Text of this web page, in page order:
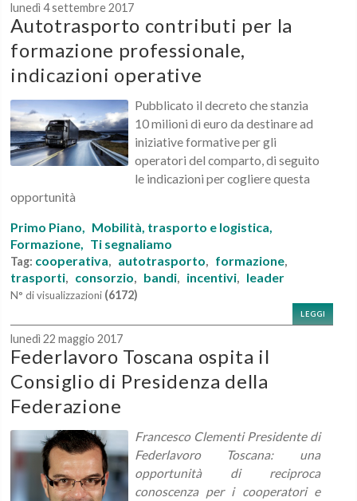
lunedì 4 settembre 2017
Autotrasporto contributi per la
formazione professionale,
indicazioni operative
Pubblicato il decreto che stanzia
10 milioni di euro da destinare ad
iniziative formative per gli
operatori del comparto, di seguito
le indicazioni per cogliere questa
opportunità
Primo Piano,
Mobilità, trasporto e logistica,
Formazione,
Ti segnaliamo
Tag: cooperativa, autotrasporto, formazione,
trasporti, consorzio, bandi, incentivi, leader
N° di visualizzazioni (6172)
LEGGI
lunedì 22 maggio 2017
Federlavoro Toscana ospita il
Consiglio di Presidenza della
Federazione
Francesco Clementi Presidente di
Federlavoro Toscana: una
opportunità di reciproca
conoscenza per i cooperatori e